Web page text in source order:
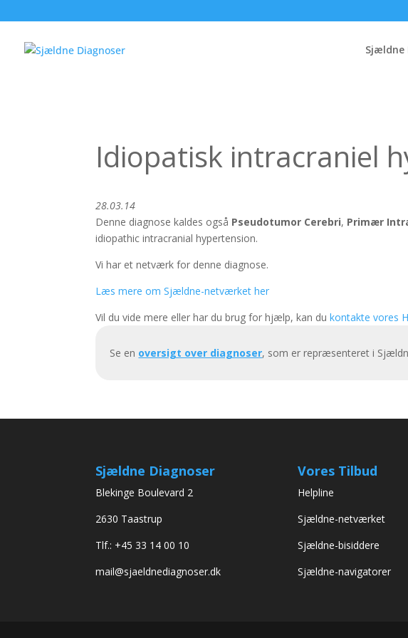
Sjældne
Idiopatisk intracraniel
28.03.14
Denne diagnose kaldes også Pseudotumor Cerebri, Primær
idiopathic intracranial hypertension.
Vi har et netværk for denne diagnose.
Læs mere om Sjældne-netværket her
Vil du vide mere eller har du brug for hjælp, kan dukontakte vores
Se en oversigt over diagnoser, som er repræsenteret i
Sjældne Diagnoser
Blekinge Boulevard 2
2630 Taastrup
Tlf.: +45 33 14 00 10
mail@sjaeldnediagnoser.dk
Vores Tilbud
Helpline
Sjældne-netværket
Sjældne-bisiddere
Sjældne-navigatorer